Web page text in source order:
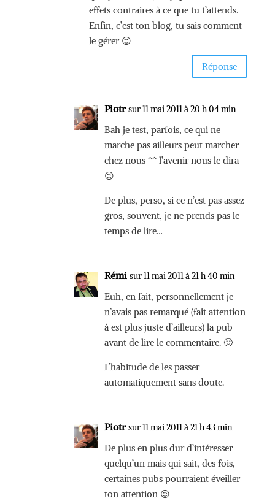
effets contraires à ce que tu t’attends.
Enfin, c’est ton blog, tu sais comment
le gérer 😉
Réponse
Piotr sur 11 mai 2011 à 20 h 04 min
Bah je test, parfois, ce qui ne
marche pas ailleurs peut marcher
chez nous ^^ l’avenir nous le dira
😉
De plus, perso, si ce n’est pas assez
gros, souvent, je ne prends pas le
temps de lire…
Rémi sur 11 mai 2011 à 21 h 40 min
Euh, en fait, personnellement je
n’avais pas remarqué (fait attention
à est plus juste d’ailleurs) la pub
avant de lire le commentaire. 🙂
L’habitude de les passer
automatiquement sans doute.
Piotr sur 11 mai 2011 à 21 h 43 min
De plus en plus dur d’intéresser
quelqu’un mais qui sait, des fois,
certaines pubs pourraient éveiller
ton attention 😉